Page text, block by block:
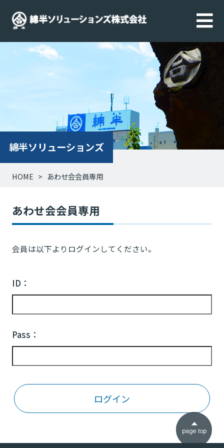
綿半ソリューションズ
HOME あわせ会会員専用
あわせ会会員専用
会員は以下よりログインしてください。
ID：
Pass：